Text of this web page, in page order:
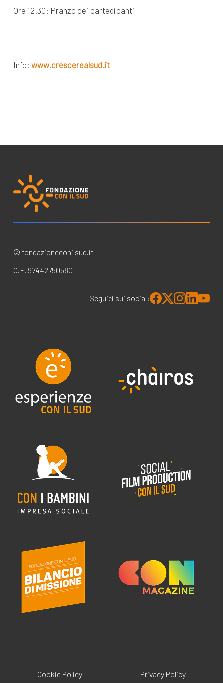
Ore 12.30: Pranzo dei partecipanti
Info: www.crescerealsud.it
© fondazioneconilsud.it
C.F. 97442750580
Seguici sui social:
Cookie Policy Privacy Policy